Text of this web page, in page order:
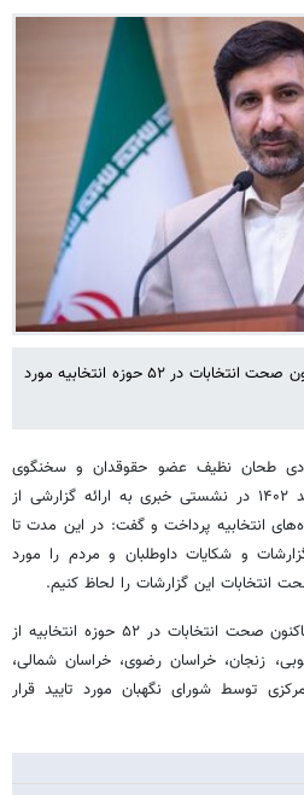
سخنگوی شورای نگهبان گفت: تاکنون صحت انتخابات در ۵۲ حوزه انتخابیه مورد
طحان نظیف عضو حقوقدان و سخنگوی
شورای نگهبان صبح شنبه ۲۶ اسفند ۱۴۰۲ در نشستی خبری به ارائه گزارشی از
انتخابیه پرداخت و گفت: در این مدت تا
گزارشات و شکایات داوطلبان و مردم را مورد
انتخابات این گزارشات را لحاظ کنیم.
بنابر گزارش ایسنا، وی اعلام کرد: تاکنون صحت انتخابات در ۵۲ حوزه انتخابیه از
جنوبی، زنجان، خراسان رضوی، خراسان شمالی،
توسط شورای نگهبان مورد تایید قرار